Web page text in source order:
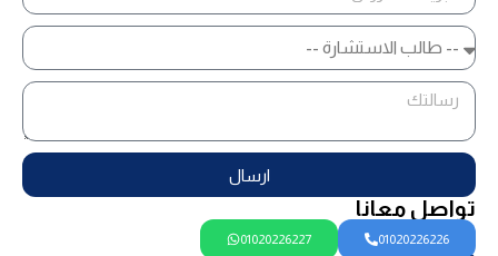
ارسال
تواصل معانا
01020226226
01020226227